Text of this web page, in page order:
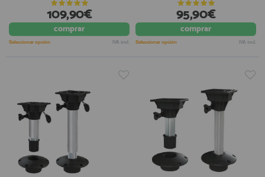
109,90€
comprar
Seleccionar opción IVA incl.
95,90€
comprar
Seleccionar opción IVA incl.